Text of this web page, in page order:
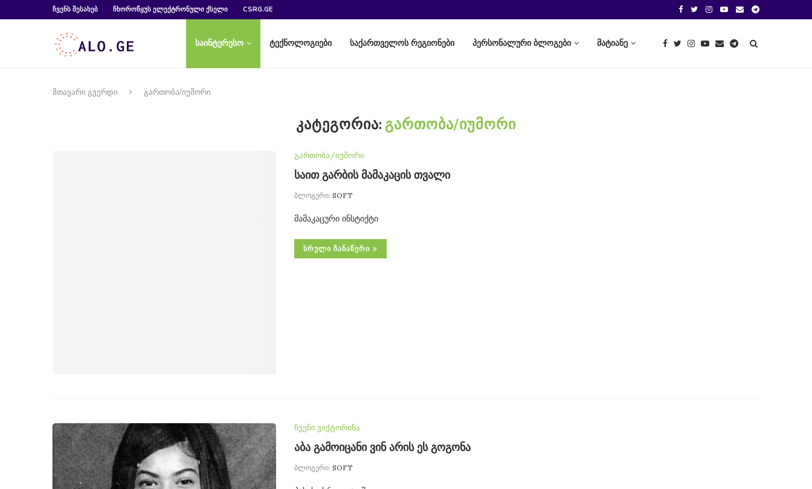
ᲩᲕᲔᲜᲡ ᲨᲔᲡᲐᲮᲔᲑ ᲩᲮᲝᲠᲝᲬᲧᲣᲡ ᲔᲚᲔᲥᲢᲠᲝᲜᲣᲚᲘ ᲥᲡᲔᲚᲘ CSRG.GE
საინტერესო ტექნოლოგიები საქართველოს რეგიონები პერსონალური ბლოგები მატიანე
მთავარი გვერდი გართობა/იუმორი
ᲙᲐᲢᲔᲒᲝᲠᲘᲐ: ᲒᲐᲠᲗᲝᲑᲐ/ᲘᲣᲛᲝᲠᲘ
გართობა/იუმორი
საით გარბის მამაკაცის თვალი
ბლოგერი: SOFT
მამაკაცური ინსტიქტი
ᲡᲠᲣᲚᲘ ᲩᲐᲜᲐᲬᲔᲠᲘ
ჩვენი ვიქტორინა
აბა გამოიცანი ვინ არის ეს გოგონა
ბლოგერი: SOFT